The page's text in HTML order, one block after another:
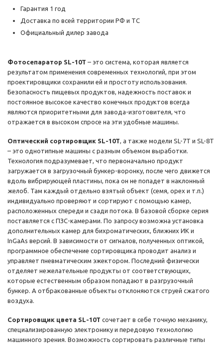
Гарантия 1 год
Доставка по всей территории РФ и ТС
Официальный дилер завода
Фотосепаратор SL-10T – это система, которая является
результатом применения современных технологий, при этом
проектировщики сохранили ей и простоту использования.
Безопасность пищевых продуктов, надежность поставок и
постоянное высокое качество конечных продуктов всегда
являются приоритетными для завода-изготовителя, что
отражается в высоком спросе на эти удобные машины.
Оптический сортировщик SL-10T, а также модели SL-7T и SL-8T
– это однотипные машины с разным объемом выработки.
Технология подразумевает, что первоначально продукт
загружается в загрузочный бункер-воронку, после чего движется
вдоль вибрирующей пластины, пока он не попадет в наклонный
желоб. Там каждый отдельно взятый объект (семя, орех и т.п.)
индивидуально проверяют и сортируют с помощью камер,
расположенных спереди и сзади потока. В базовой сборке серия
поставляется с ПЗС-камерами. По запросу возможна установка
дополнительных камер для бихроматических, ближних ИК и
InGaAs версий. В зависимости от сигналов, полученных оптикой,
программное обеспечение сортировщика проводит анализ и
управляет пневматическим эжектором. Последний физически
отделяет нежелательные продукты от соответствующих,
которые естественным образом попадают в разгрузочный
бункер. А отбракованные объекты отклоняются струей сжатого
воздуха.
Сортировщик цвета SL-10T сочетает в себе точную механику,
специализированную электронику и передовую технологию
машинного зрения. Возможность сортировать различные типы